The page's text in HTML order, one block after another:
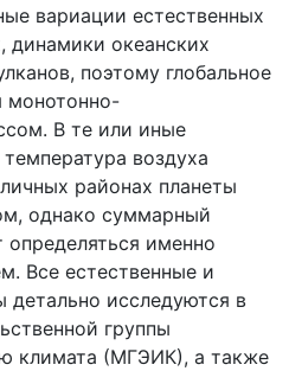
вариации естественных
динамики океанских
поэтому глобальное
монотонно-
В те или иные
воздуха
районах планеты
однако суммарный
определяться именно
Все естественные и
детально исследуются в
группы
климата (МГЭИК), а также